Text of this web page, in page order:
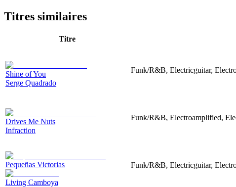
Titres similaires
Titre
Shine of You
Serge Quadrado
Funk/R&B, Electricguitar,
Drives Me Nuts
Infraction
Funk/R&B, Electroamplified,
Pequeñas Victorias
Living Camboya
Funk/R&B, Electricguitar,